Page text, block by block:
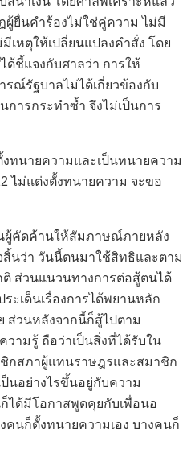
ยื่นคำร้องไม่ใช่คู่ความ ไม่มี
เหตุให้เปลี่ยนแปลงคำสั่ง โดย
ชี้แจงกับศาลว่า การให้
ณ์รัฐบาลไม่ได้เกี่ยวข้องกับ
ารกระทำซ้ำ จึงไม่เป็นการ
ทนายความและเป็นทนายความ
ไม่แต่งตั้งทนายความ จะขอ
ผู้คัดค้านให้สัมภาษณ์ภายหลัง
นว่า วันนี้ตนมาใช้สิทธิและตาม
ส่วนแนวนทางการต่อสู้ตนได้
ะเด็นเรื่องการได้พยานหลัก
ส่วนหลังจากนี้ก็สู้ไปตาม
วามรู้ ถือว่าเป็นสิ่งที่ได้รับใน
กสภาผู้แทนราษฎรและสมาชิก
นอย่างไรขึ้นอยู่กับความ
ได้มีโอกาสพูดคุยกับเพื่อนอ
คนก็ตั้งทนายความเอง บางคนก็